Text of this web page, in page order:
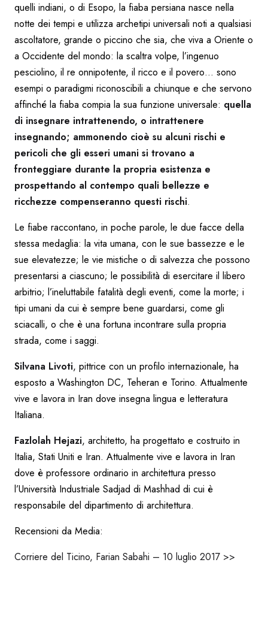
quelli indiani, o di Esopo, la fiaba persiana nasce nella
notte dei tempi e utilizza archetipi universali noti a qualsiasi
ascoltatore, grande o piccino che sia, che viva a Oriente o
a Occidente del mondo: la scaltra volpe, l’ingenuo
pesciolino, il re onnipotente, il ricco e il povero… sono
esempi o paradigmi riconoscibili a chiunque e che servono
affinché la fiaba compia la sua funzione universale: quella
di insegnare intrattenendo, o intrattenere
insegnando; ammonendo cioè su alcuni rischi e
pericoli che gli esseri umani si trovano a
fronteggiare durante la propria esistenza e
prospettando al contempo quali bellezze e
ricchezze compenseranno questi rischi.
Le fiabe raccontano, in poche parole, le due facce della
stessa medaglia: la vita umana, con le sue bassezze e le
sue elevatezze; le vie mistiche o di salvezza che possono
presentarsi a ciascuno; le possibilità di esercitare il libero
arbitrio; l’ineluttabile fatalità degli eventi, come la morte; i
tipi umani da cui è sempre bene guardarsi, come gli
sciacalli, o che è una fortuna incontrare sulla propria
strada, come i saggi.
Silvana Livoti, pittrice con un profilo internazionale, ha
esposto a Washington DC, Teheran e Torino. Attualmente
vive e lavora in Iran dove insegna lingua e letteratura
Italiana.
Fazlolah Hejazi, architetto, ha progettato e costruito in
Italia, Stati Uniti e Iran. Attualmente vive e lavora in Iran
dove è professore ordinario in architettura presso
l’Università Industriale Sadjad di Mashhad di cui è
responsabile del dipartimento di architettura.
Recensioni da Media:
Corriere del Ticino, Farian Sabahi – 10 luglio 2017 >>